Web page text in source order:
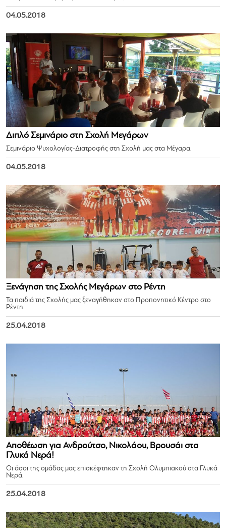
04.05.2018
Διπλό Σεμινάριο στη Σχολή Μεγάρων
Σεμινάριο Ψυχολογίας-Διατροφής στη Σχολή μας στα Μέγαρα.
04.05.2018
Ξενάγηση της Σχολής Μεγάρων στο Ρέντη
Τα παιδιά της Σχολής μας ξεναγήθηκαν στο Προπονητικό Κέντρο στο
Ρέντη.
25.04.2018
Αποθέωση για Ανδρούτσο, Νικολάου, Βρουσάι στα
Γλυκά Νερά!
Οι άσοι της ομάδας μας επισκέφτηκαν τη Σχολή Ολυμπιακού στα Γλυκά
Νερά.
25.04.2018